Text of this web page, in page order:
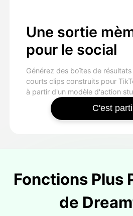
Une sortie
pour le social
Générez des boîtes de
courts clips construits pour
à partir d'un modèle d'action
C'est parti
Fonctions Plus
de